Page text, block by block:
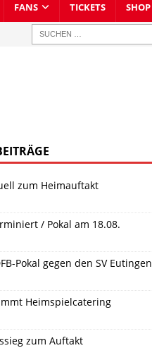
FANS TICKETS SHOP
zum Heimauftakt
/ Pokal am 18.08.
Pokal gegen den SV Eutingen
Heimspielcatering
zum Auftakt